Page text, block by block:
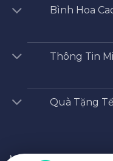
Bình Hoa
Thông Tin
Quà Tặng
Minhlong Master